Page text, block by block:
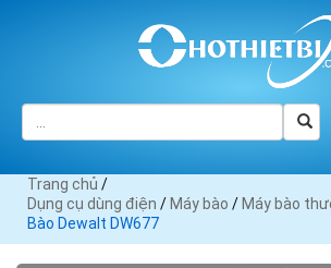
Trang chủ /
Dụng cụ dùng điện / Máy bào / Máy bào
Bào Dewalt DW677